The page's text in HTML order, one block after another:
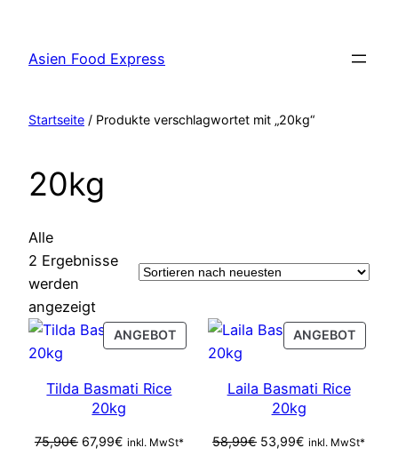
springen
Asien Food Express
Startseite / Produkte verschlagwortet mit „20kg“
20kg
Alle
2 Ergebnisse
werden
angezeigtNach
neuesten
sortiert
ANGEBOTPRODUCT
ON
Tilda Basmati Rice
20kg
75,90€ Ursprünglicher
67,99€Aktueller
inkl. MwSt*
ANGEBOT
ON
Laila Basmati Rice
20kg
58,99€ Ursprünglicher
53,99€ Aktueller
inkl. MwSt*